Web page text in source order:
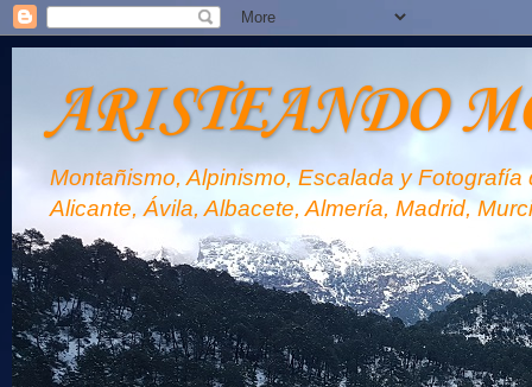
ARISTEANDO
Montañismo, Alpinismo, Escalada y
Alicante, Ávila, Albacete, Almería, Madrid,